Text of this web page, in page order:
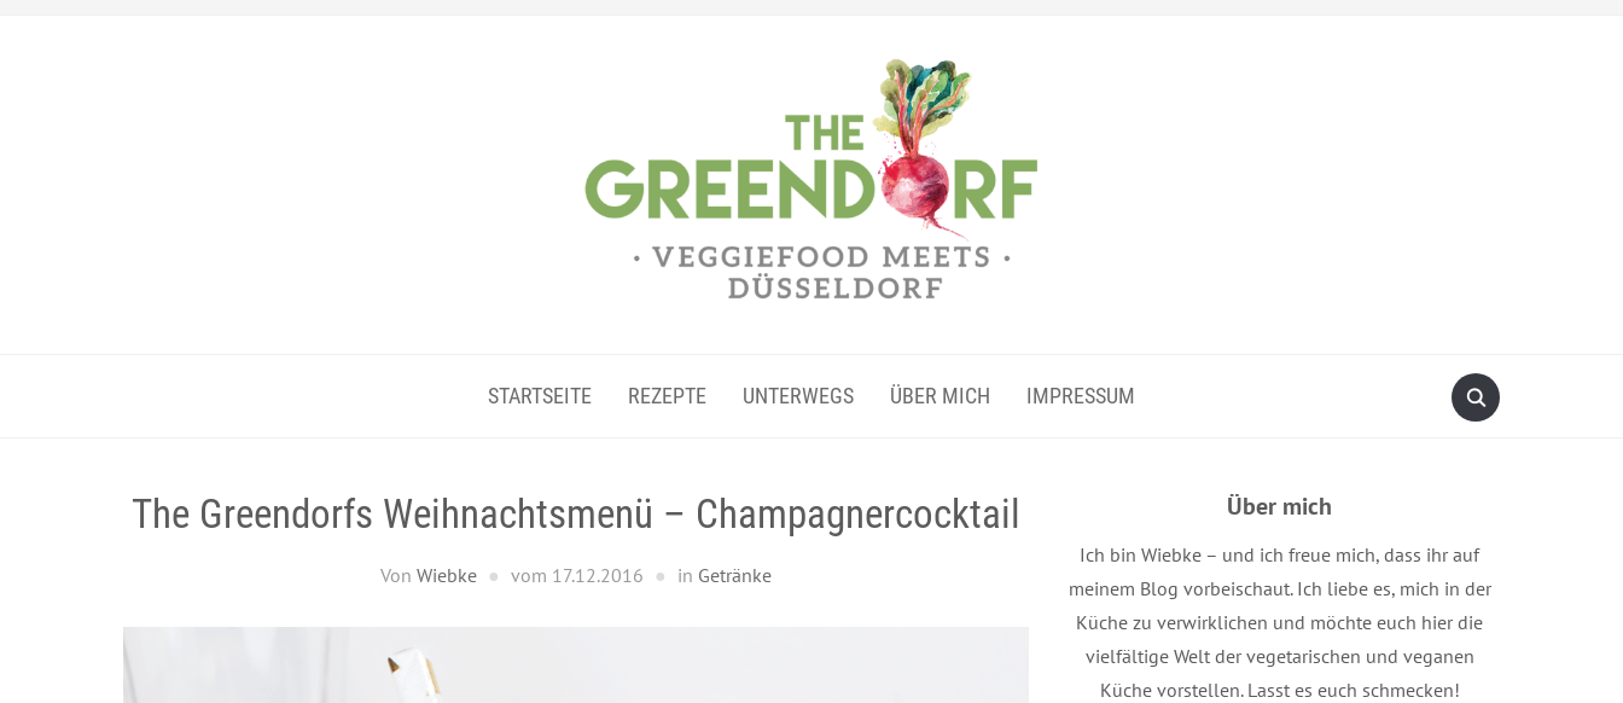
STARTSEITE REZEPTE UNTERWEGS ÜBER MICH IMPRESSUM
The Greendorfs Weihnachtsmenü – Champagnercocktail
Von Wiebke vom 17.12.2016 in Getränke
Über mich
Ich bin Wiebke – und ich freue mich, dass ihr auf
meinem Blog vorbeischaut. Ich liebe es, mich in der
Küche zu verwirklichen und möchte euch hier die
vielfältige Welt der vegetarischen und veganen
Küche vorstellen. Lasst es euch schmecken!